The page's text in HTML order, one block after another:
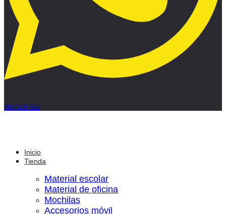
968 589 658
Inicio
Tienda
Material escolar
Material de oficina
Mochilas
Accesorios móvil